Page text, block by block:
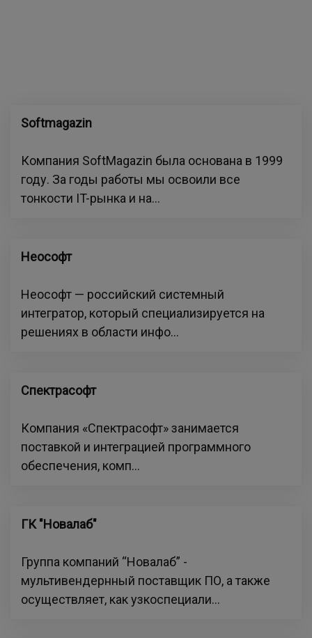
Softmagazin
Компания SoftMagazin была основана в 1999
году. За годы работы мы освоили все
тонкости IT-рынка и на...
Неософт
Неософт — российский системный
интегратор, который специализируется на
решениях в области инфо...
Спектрасофт
Компания «Спектрасофт» занимается
поставкой и интеграцией программного
обеспечения, комп...
ГК "Новалаб"
Группа компаний “Новалаб” -
мультивендернный поставщик ПО, а также
осуществляет, как узкоспециали...